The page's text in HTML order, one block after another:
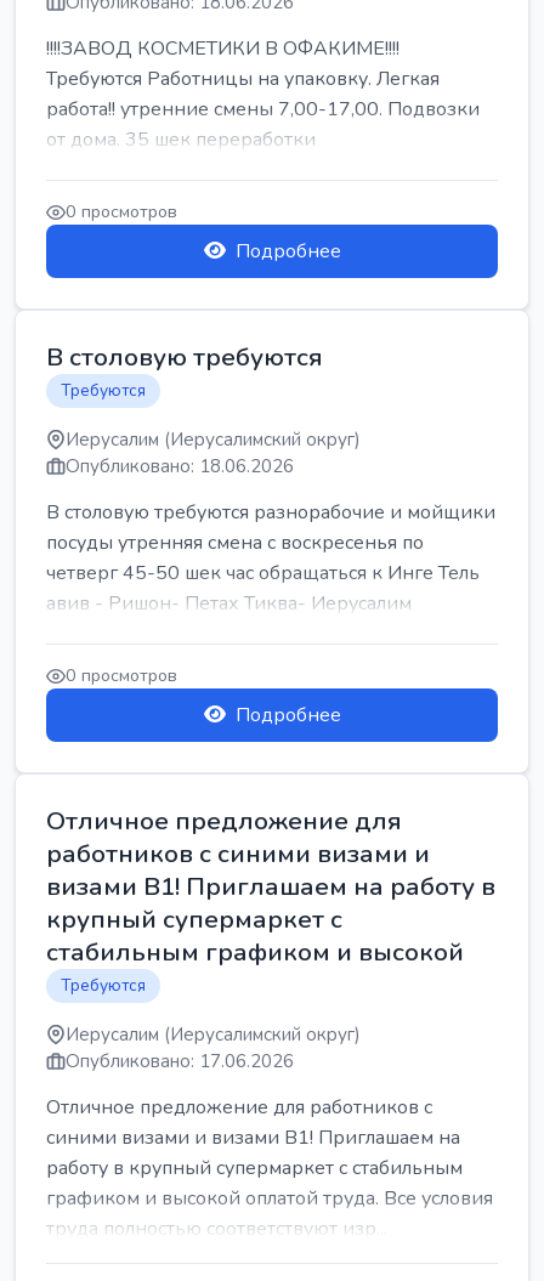
!!!!ЗАВОД КОСМЕТИКИ В ОФАКИМЕ!!!!
Требуются Работницы на упаковку. Легкая
работа!! утренние смены 7,00-17,00. Подвозки
от дома. 35 шек переработки
0 просмотров
Подробнее
В столовую требуются
Требуются
Иерусалим (Иерусалимский округ)
Опубликовано: 18.06.2026
В столовую требуются разнорабочие и мойщики
посуды утренняя смена с воскресенья по
четверг 45-50 шек час обращаться к Инге Тель
авив - Ришон- Петах Тиква- Иерусалим
0 просмотров
Подробнее
Отличное предложение для
работников с синими визами и
визами B1! Приглашаем на работу в
крупный супермаркет с
стабильным графиком и высокой
Требуются
Иерусалим (Иерусалимский округ)
Опубликовано: 17.06.2026
Отличное предложение для работников с
синими визами и визами B1! Приглашаем на
работу в крупный супермаркет с стабильным
графиком и высокой оплатой труда. Все условия
труда полностью соответствуют изр...